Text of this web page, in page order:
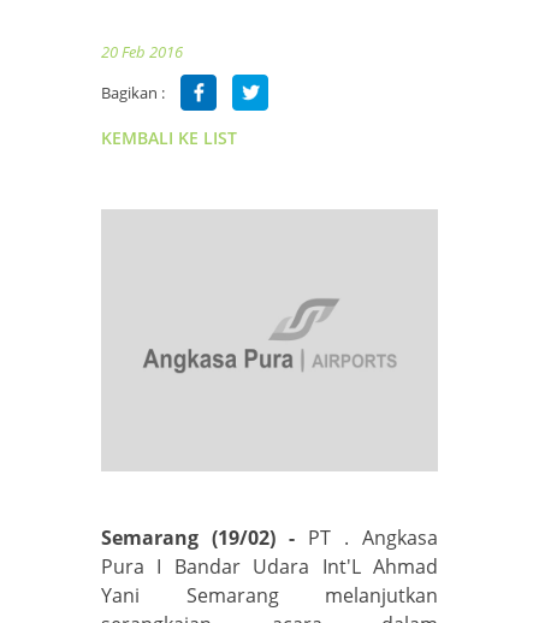
20 Feb 2016
Bagikan :
KEMBALI KE LIST
Semarang (19/02) - PT . Angkasa
Pura I Bandar Udara Int'L Ahmad
Yani Semarang melanjutkan